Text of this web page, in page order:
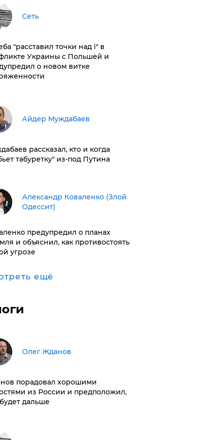
Сеть
"расставил точки над і" в
Украины с Польшей и
о новом витке
Айдер Муждабаев
рассказал, кто и когда
табуретку" из-под Путина
Александр Коваленко (Злой
Одессит)
предупредил о планах
и объяснил, как противостоять
угрозе
ещё
Олег Жданов
порадовал хорошими
из России и предположил,
дальше